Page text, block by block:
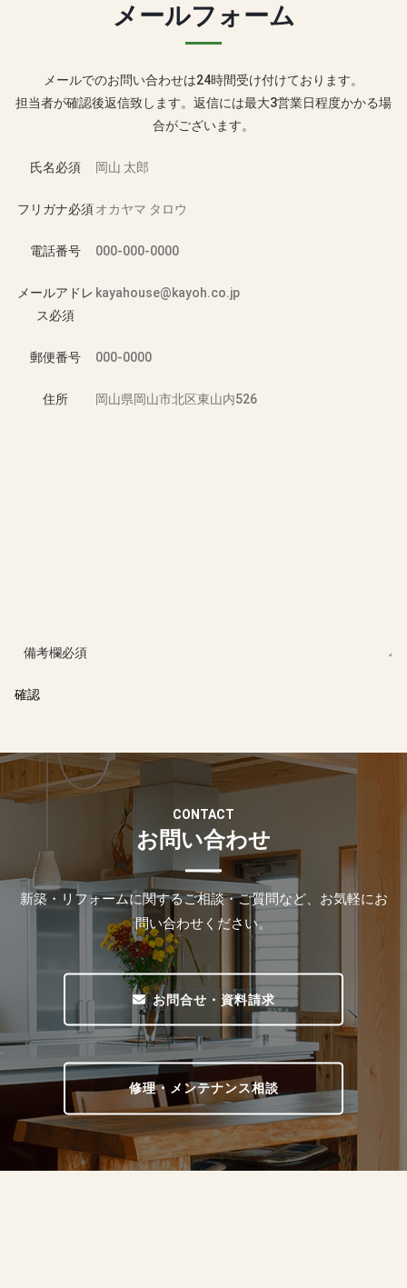
メールフォーム
メールでのお問い合わせは24時間受け付けております。
担当者が確認後返信致します。返信には最大3営業日程度かかる場
合がございます。
氏名必須
フリガナ必須
電話番号
メールアドレ
ス必須
郵便番号
住所
備考欄必須
CONTACT
お問い合わせ
新築・リフォームに関するご相談・ご質問など、お気軽にお
問い合わせください。
お問合せ・資料請求
修理・メンテナンス相談